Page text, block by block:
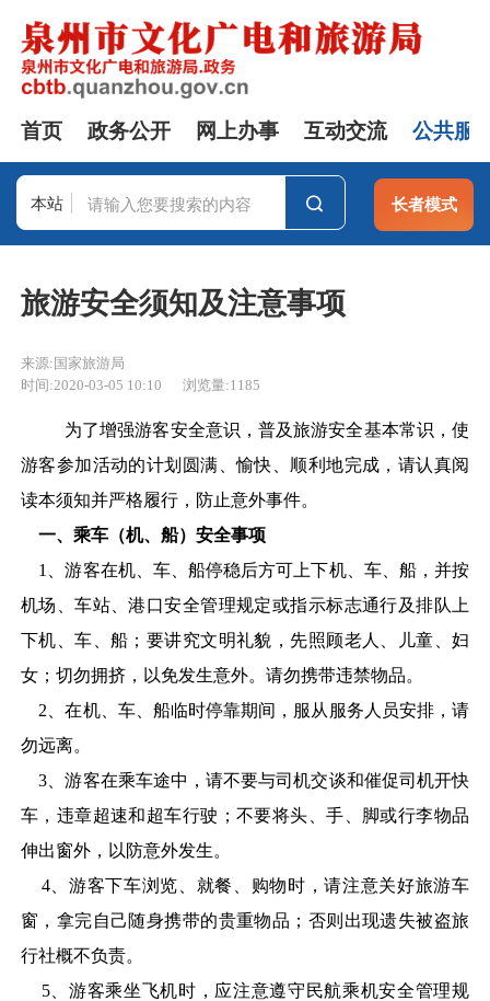
首页 政务公开 网上办事 互动交流 公共服
本站 长者模式
旅游安全须知及注意事项
来源:国家旅游局
时间:2020-03-05 10:10
浏览量:1185
为了增强游客安全意识，普及旅游安全基本常识，使
游客参加活动的计划圆满、愉快、顺利地完成，请认真阅
读本须知并严格履行，防止意外事件。
一、乘车（机、船）安全事项
1
、游客在机、车、船停稳后方可上下机、车、船，并按
机场、车站、港口安全管理规定或指示标志通行及排队上
下机、车、船；要讲究文明礼貌，先照顾老人、儿童、妇
女；切勿拥挤，以免发生意外。请勿携带违禁物品。
2 、在机、车、船临时停靠期间，服从服务人员安排，请
勿远离。
3 、游客在乘车途中，请不要与司机交谈和催促司机开快
车，违章超速和超车行驶；不要将头、手、脚或行李物品
伸出窗外，以防意外发生。
4、游客下车浏览、就餐、购物时，请注意关好旅游车
窗，拿完自己随身携带的贵重物品；否则出现遗失被盗旅
行社概不负责。
5、游客乘坐飞机时，应注意遵守民航乘机安全管理规